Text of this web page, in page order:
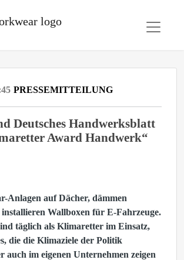
PRESSEMITTEILUNG
Deutsches Handwerksblatt
Award Handwerk“
Anlagen auf Dächer, dämmen
installieren Wallboxen für E-Fahrzeuge.
täglich als Klimaretter im Einsatz,
die die Klimaziele der Politik
auch im eigenen Unternehmen zeigen